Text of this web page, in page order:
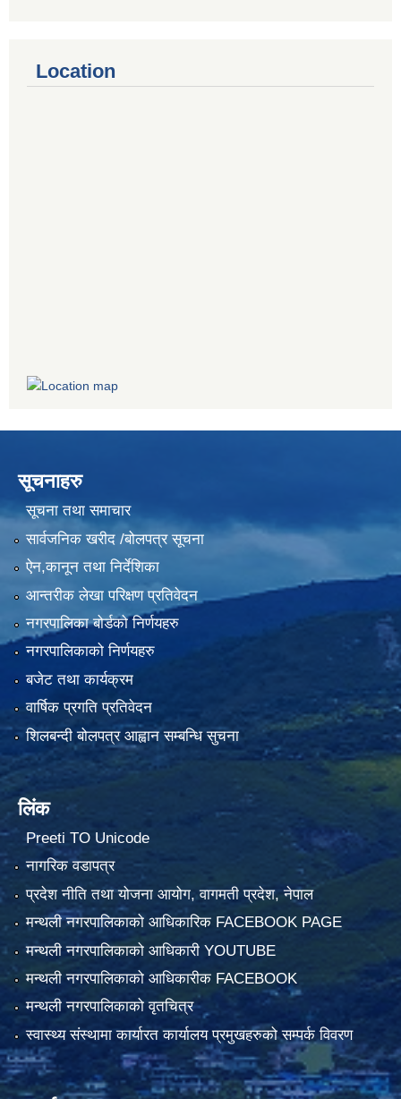
Location
सूचनाहरु
सूचना तथा समाचार
सार्वजनिक खरीद /बोलपत्र सूचना
ऐन,कानून तथा निर्देशिका
आन्तरीक लेखा परिक्षण प्रतिवेदन
नगरपालिका बोर्डको निर्णयहरु
नगरपालिकाको निर्णयहरु
बजेट तथा कार्यक्रम
वार्षिक प्रगति प्रतिवेदन
शिलबन्दी बोलपत्र आह्वान सम्बन्धि सुचना
लिंक
Preeti TO Unicode
नागरिक वडापत्र
प्रदेश नीति तथा योजना आयोग, वागमती प्रदेश, नेपाल
मन्थली नगरपालिकाको आधिकारिक FACEBOOK PAGE
मन्थली नगरपालिकाको आधिकारी YOUTUBE
मन्थली नगरपालिकाको आधिकारीक FACEBOOK
मन्थली नगरपालिकाको वृतचित्र
स्वास्थ्य संस्थामा कार्यारत कार्यालय प्रमुखहरुको सम्पर्क विवरण